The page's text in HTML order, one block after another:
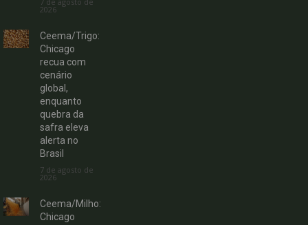
2026
Ceema/Trigo:
Chicago
recua com
cenário
global,
enquanto
quebra da
safra eleva
alerta no
Brasil
7 de agosto de
2026
Ceema/Milho:
Chicago